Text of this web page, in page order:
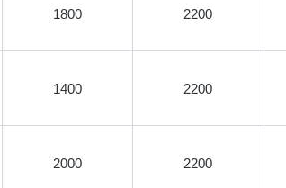
1800 2200
1400 2200
2000 2200